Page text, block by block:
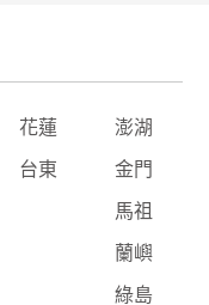
花蓮 澎湖
台東 金門
馬祖
蘭嶼
綠島